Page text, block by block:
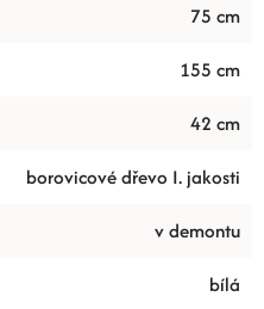
75 cm
155 cm
42 cm
borovicové dřevo I. jakosti
v demontu
bílá